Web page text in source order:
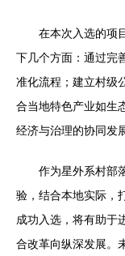
在本次入选的项
下几个方面：通过完
准化流程；建立村级
合当地特色产业如生
经济与治理的协同发
作为星外系村部
验，结合本地实际，
成功入选，将有助于
合改革向纵深发展。